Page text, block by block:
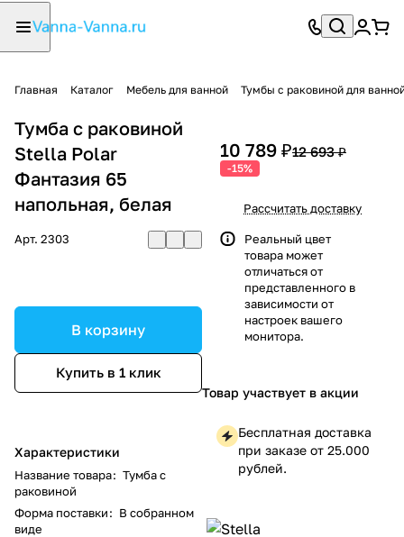
Главная Каталог Мебель для ванной Тумбы с раковиной для
Тумба с раковиной
Stella Polar
Фантазия 65
напольная, белая
Арт. 2303
В корзину
Купить в 1 клик
Характеристики
Название товара: Тумба с
раковиной
Форма поставки: В собранном
виде
10 789 ₽12 693 ₽
-15%
Рассчитать доставку
Реальный цвет
товара может
отличаться от
представленного в
зависимости от
настроек вашего
монитора.
Товар участвует в акции
Бесплатная доставка
при заказе от 25.000
рублей.